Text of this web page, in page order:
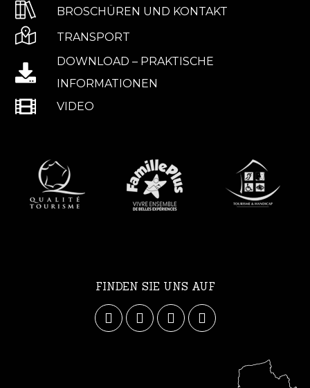
BROSCHÜREN UND KONTAKT
TRANSPORT
DOWNLOAD – PRAKTISCHE
INFORMATIONEN
VIDEO
FINDEN SIE UNS AUF